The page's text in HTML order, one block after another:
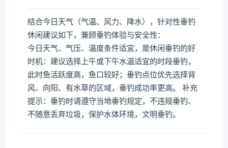
结合今日天气（气温、风力、降水），针对性垂钓
休闲建议如下，兼顾垂钓体验与安全性：
今日天气、气压、温度条件适宜，是休闲垂钓的好
时机：建议选择上午或下午水温适宜的时段垂钓，
此时鱼活跃度高，鱼口较好；垂钓点位优先选择背
风、向阳、有水草的区域，垂钓成功率更高。 补充
提示：垂钓时请遵守当地垂钓规定，不违规垂钓、
不随意丢弃垃圾，保护水体环境，文明垂钓。